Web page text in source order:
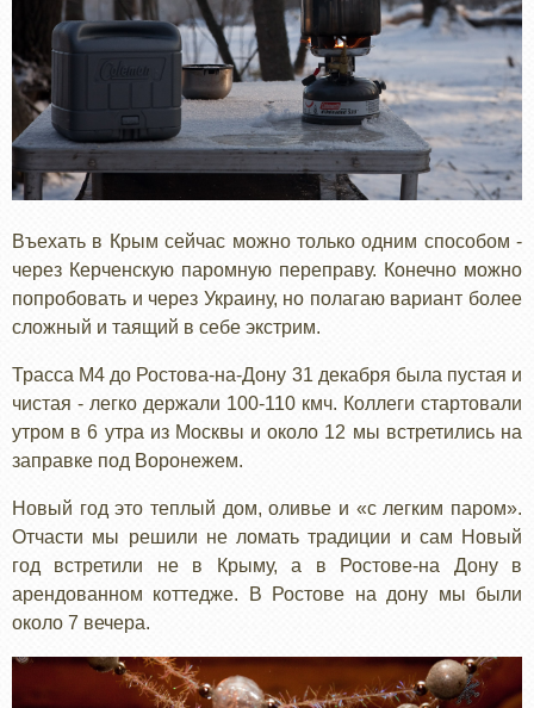
Въехать в Крым сейчас можно только одним способом -
через Керченскую паромную переправу. Конечно можно
попробовать и через Украину, но полагаю вариант более
сложный и таящий в себе экстрим.
Трасса М4 до Ростова-на-Дону 31 декабря была пустая и
чистая - легко держали 100-110 кмч. Коллеги стартовали
утром в 6 утра из Москвы и около 12 мы встретились на
заправке под Воронежем.
Новый год это теплый дом, оливье и «с легким паром».
Отчасти мы решили не ломать традиции и сам Новый
год встретили не в Крыму, а в Ростове-на Дону в
арендованном коттедже. В Ростове на дону мы были
около 7 вечера.